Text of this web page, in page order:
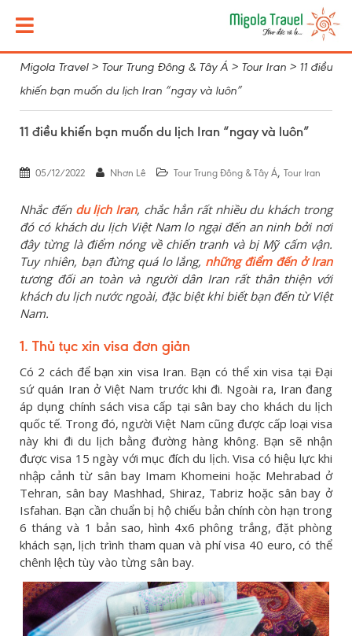
Migola Travel> Tour Trung Đông & Tây Á > Tour Iran > 11 điều
khiến bạn muốn du lịch Iran “ngay và luôn”
11 điều khiến bạn muốn du lịch Iran “ngay và luôn”
05/12/2022 Nhơn Lê Tour Trung Đông & Tây Á, Tour Iran
Nhắc đến du lịch Iran, chắc hẳn rất nhiều du khách trong
đó có khách du lịch Việt Nam lo ngại đến an ninh bởi nơi
đây từng là điểm nóng về chiến tranh và bị Mỹ cấm vận.
Tuy nhiên, bạn đừng quá lo lắng, những điểm đến ở Iran
tương đối an toàn và người dân Iran rất thân thiện với
khách du lịch nước ngoài, đặc biệt khi biết bạn đến từ Việt
Nam.
1. Thủ tục xin visa đơn giản
Có 2 cách để bạn xin visa Iran. Bạn có thể xin visa tại Đại
sứ quán Iran ở Việt Nam trước khi đi. Ngoài ra, Iran đang
áp dụng chính sách visa cấp tại sân bay cho khách du lịch
quốc tế. Trong đó, người Việt Nam cũng được cấp loại visa
này khi đi du lịch bằng đường hàng không. Bạn sẽ nhận
được visa 15 ngày với mục đích du lịch. Visa có hiệu lực khi
nhập cảnh từ sân bay Imam Khomeini hoặc Mehrabad ở
Tehran, sân bay Mashhad, Shiraz, Tabriz hoặc sân bay ở
Isfahan. Bạn cần chuẩn bị hộ chiếu bản chính còn hạn trong
6 tháng và 1 bản sao, hình 4x6 phông trắng, đặt phòng
khách sạn, lịch trình tham quan và phí visa 40 euro, có thể
chênh lệch tùy vào từng sân bay.